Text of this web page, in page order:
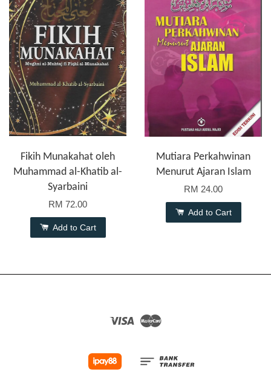
Fikih Munakahat oleh
Muhammad al-Khatib al-
Syarbaini
RM 72.00
Add to Cart
Mutiara Perkahwinan
Menurut Ajaran Islam
RM 24.00
Add to Cart
Visa